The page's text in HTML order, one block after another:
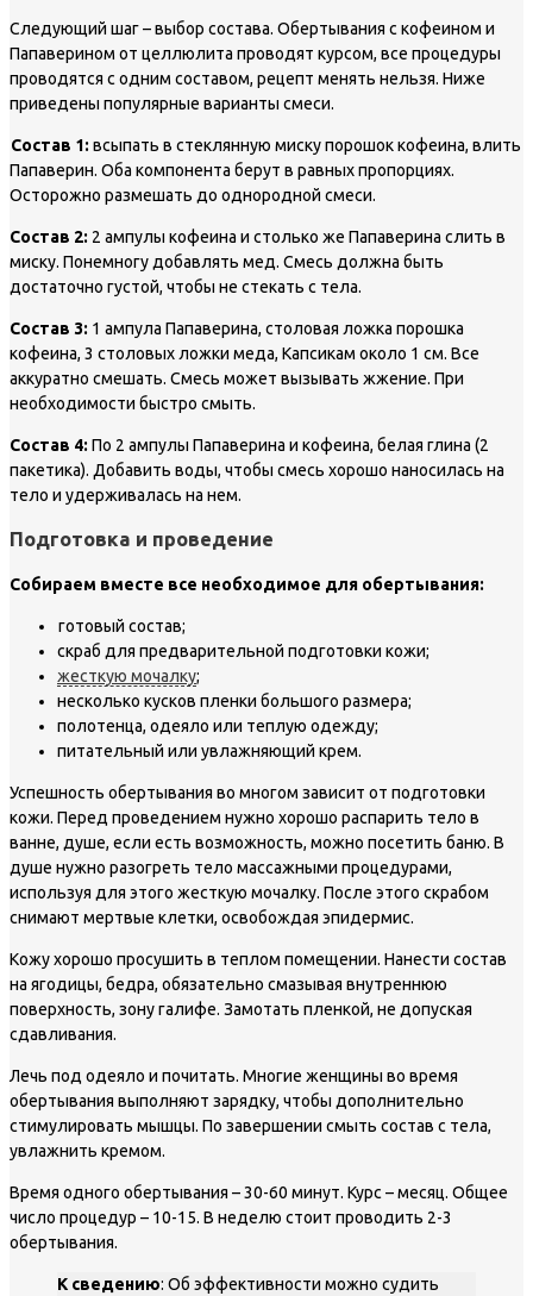
Следующий шаг – выбор состава. Обертывания с кофеином и
Папаверином от целлюлита проводят курсом, все процедуры
проводятся с одним составом, рецепт менять нельзя. Ниже
приведены популярные варианты смеси.
Состав 1: всыпать в стеклянную миску порошок кофеина, влить
Папаверин. Оба компонента берут в равных пропорциях.
Осторожно размешать до однородной смеси.
Состав 2: 2 ампулы кофеина и столько же Папаверина слить в
миску. Понемногу добавлять мед. Смесь должна быть
достаточно густой, чтобы не стекать с тела.
Состав 3: 1 ампула Папаверина, столовая ложка порошка
кофеина, 3 столовых ложки меда, Капсикам около 1 см. Все
аккуратно смешать. Смесь может вызывать жжение. При
необходимости быстро смыть.
Состав 4: По 2 ампулы Папаверина и кофеина, белая глина (2
пакетика). Добавить воды, чтобы смесь хорошо наносилась на
тело и удерживалась на нем.
Подготовка и проведение
Собираем вместе все необходимое для обертывания:
готовый состав;
скраб для предварительной подготовки кожи;
жесткую мочалку;
несколько кусков пленки большого размера;
полотенца, одеяло или теплую одежду;
питательный или увлажняющий крем.
Успешность обертывания во многом зависит от подготовки
кожи. Перед проведением нужно хорошо распарить тело в
ванне, душе, если есть возможность, можно посетить баню. В
душе нужно разогреть тело массажными процедурами,
используя для этого жесткую мочалку. После этого скрабом
снимают мертвые клетки, освобождая эпидермис.
Кожу хорошо просушить в теплом помещении. Нанести состав
на ягодицы, бедра, обязательно смазывая внутреннюю
поверхность, зону галифе. Замотать пленкой, не допуская
сдавливания.
Лечь под одеяло и почитать. Многие женщины во время
обертывания выполняют зарядку, чтобы дополнительно
стимулировать мышцы. По завершении смыть состав с тела,
увлажнить кремом.
Время одного обертывания – 30-60 минут. Курс – месяц. Общее
число процедур – 10-15. В неделю стоит проводить 2-3
обертывания.
К сведению: Об эффективности можно судить